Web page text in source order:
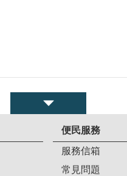
便民服務
服務信箱
常見問題